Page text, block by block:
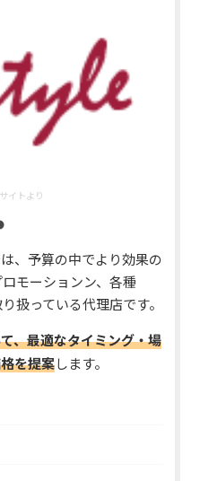
イトより
、予算の中でより効果の
モーションン、各種
扱っている代理店です。
、最適なタイミング・場
を提案します。